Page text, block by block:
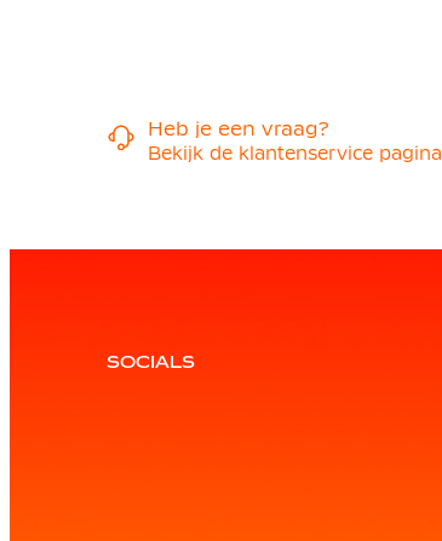
Heb je een vraag?
Bekijk de klantenservice pagina
SOCIALS